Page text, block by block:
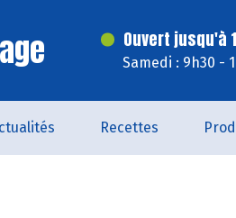
Ouvert jusqu'à
Samedi : 9h30 -
Recettes